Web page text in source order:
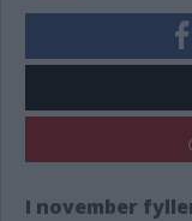
I november